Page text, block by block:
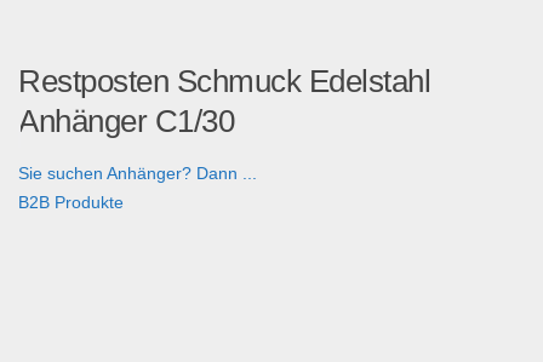
Restposten Schmuck Edelstahl
Anhänger C1/30
Sie suchen Anhänger? Dann ...
B2B Produkte